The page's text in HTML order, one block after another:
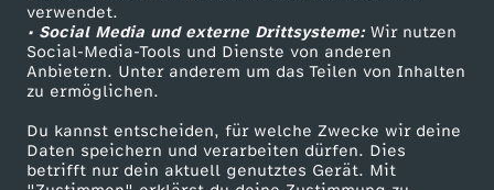
verwendet.
• Social Media und externe Drittsysteme:Wir nutzen
Social-Media-Tools und Dienste von anderen
Anbietern. Unter anderem um das Teilen von Inhalten
zu ermöglichen.
Du kannst entscheiden, für welche Zwecke wir deine
Daten speichern und verarbeiten dürfen. Dies
betrifft nur dein aktuell genutztes Gerät. Mit
s
t
-
ZDF Unternehmen
Karriere
ZDF goes Schule
Werbefernsehen